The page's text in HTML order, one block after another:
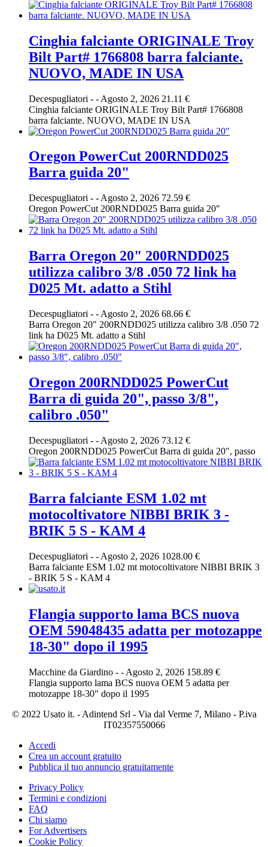
Cinghia falciante ORIGINALE Troy
Bilt Part# 1766808 barra falciante.
NUOVO, MADE IN USA
Decespugliatori - - Agosto 2, 2026 21.11 €
Cinghia falciante ORIGINALE Troy Bilt Part# 1766808
barra falciante. NUOVO, MADE IN USA
Oregon PowerCut 200RNDD025
Barra guida 20"
Decespugliatori - - Agosto 2, 2026 72.59 €
Oregon PowerCut 200RNDD025 Barra guida 20"
Barra Oregon 20" 200RNDD025
utilizza calibro 3/8 .050 72 link ha
D025 Mt. adatto a Stihl
Decespugliatori - - Agosto 2, 2026 68.66 €
Barra Oregon 20" 200RNDD025 utilizza calibro 3/8 .050 72
link ha D025 Mt. adatto a Stihl
Oregon 200RNDD025 PowerCut
Barra di guida 20", passo 3/8",
calibro .050"
Decespugliatori - - Agosto 2, 2026 73.12 €
Oregon 200RNDD025 PowerCut Barra di guida 20", passo
Barra falciante ESM 1.02 mt
motocoltivatore NIBBI BRIK 3 -
BRIK 5 S - KAM 4
Decespugliatori - - Agosto 2, 2026 1028.00 €
Barra falciante ESM 1.02 mt motocoltivatore NIBBI BRIK 3
- BRIK 5 S - KAM 4
Flangia supporto lama BCS nuova
OEM 59048435 adatta per motozappe
18-30" dopo il 1995
Macchine da Giardino - - Agosto 2, 2026 158.89 €
Flangia supporto lama BCS nuova OEM 5 adatta per
motozappe 18-30" dopo il 1995
© 2022 Usato it. - Adintend Srl - Via dal Verme 7, Milano - P.iva
IT02357550066
Accedi
Crea un account gratuito
Pubblica il tuo annuncio gratuitamente
Privacy Policy
Termini e condizioni
FAQ
Chi siamo
For Advertisers
Cookie Policy